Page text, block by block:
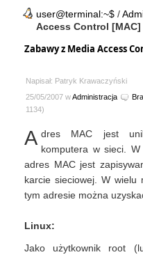
user@terminal:~$ /
Access Control [MAC]
Zabawy z Media Access
Napisał: Patryk Krawaczyński
25/05/2007 wAdministracja
1134)
A dres MAC jest
komputera w sieci. W
adres MAC jest
karcie sieciowej. W wielu
tym adresie można
Linux:
Jako użytkownik root